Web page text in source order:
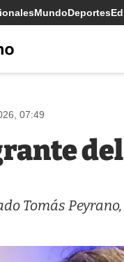
MundoDeportes
07:49
del
Tomás